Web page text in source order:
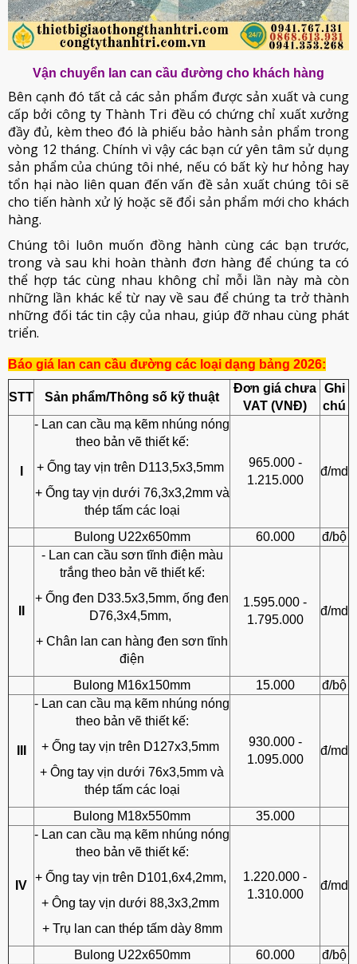
Vận chuyển lan can cầu đường cho khách hàng
Bên cạnh đó tất cả các sản phẩm được sản xuất và cung
cấp bởi công ty Thành Tri đều có chứng chỉ xuất xưởng
đầy đủ, kèm theo đó là phiếu bảo hành sản phẩm trong
vòng 12 tháng. Chính vì vậy các bạn cứ yên tâm sử dụng
sản phẩm của chúng tôi nhé, nếu có bất kỳ hư hỏng hay
tổn hại nào liên quan đến vấn đề sản xuất chúng tôi sẽ
cho tiến hành xử lý hoặc sẽ đổi sản phẩm mới cho khách
hàng.
Chúng tôi luôn muốn đồng hành cùng các bạn trước,
trong và sau khi hoàn thành đơn hàng để chúng ta có
thể hợp tác cùng nhau không chỉ mỗi lần này mà còn
những lần khác kể từ nay về sau để chúng ta trở thành
những đối tác tin cậy của nhau, giúp đỡ nhau cùng phát
triển.
Báo giá lan can cầu đường các loại dạng bảng 2026:
STT Sản phẩm/Thông số kỹ thuật
Đơn giá chưa
VAT (VNĐ)
Ghi
chú
- Lan can cầu mạ kẽm nhúng nóng
theo bản vẽ thiết kế:
+ Ống tay vịn trên D113,5x3,5mm
+ Ống tay vịn dưới 76,3x3,2mm và
thép tấm các loại
965.000 -
1.215.000
đ/md
Bulong U22x650mm 60.000 đ/bộ
- Lan can cầu sơn tĩnh điện màu
trắng theo bản vẽ thiết kế:
+ Ống đen D33.5x3,5mm, ống đen
D76,3x4,5mm,
+ Chân lan can hàng đen sơn tĩnh
điện
1.595.000 -
1.795.000
đ/md
Bulong M16x150mm 15.000 đ/bộ
- Lan can cầu mạ kẽm nhúng nóng
theo bản vẽ thiết kế:
+ Ống tay vịn trên D127x3,5mm
+ Ông tay vịn dưới 76x3,5mm và
thép tấm các loại
930.000 -
1.095.000
đ/md
Bulong M18x550mm 35.000
IV
- Lan can cầu mạ kẽm nhúng nóng
theo bản vẽ thiết kế:
+ Ống tay vịn trên D101,6x4,2mm,
+ Ông tay vịn dưới 88,3x3,2mm
+ Trụ lan can thép tấm dày 8mm
1.220.000 -
1.310.000
đ/md
Bulong U22x650mm 60.000 đ/bộ